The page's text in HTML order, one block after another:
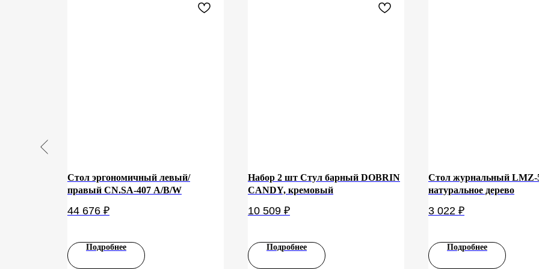
Стол эргономичный левый/
правый CN.SA-407 A/B/W
44 676 ₽
Подробнее
Набор 2 шт Стул барный DOBRIN
CANDY, кремовый
10 509 ₽
Подробнее
Стол журнальный LMZ-
натуральное дерево
3 022 ₽
Подробнее